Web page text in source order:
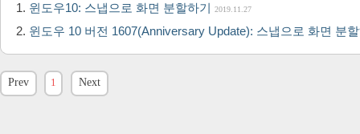
윈도우10: 스냅으로 화면 분할하기 2019.11.27
윈도우 10 버전 1607(Anniversary Update): 스냅으로 화면 분
Prev 1 Next